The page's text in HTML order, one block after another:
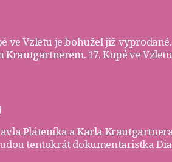
ve Vzletu je bohužel již
17. Kupé ve
Pláteníka a Karla
tentokrát dokumentaristka